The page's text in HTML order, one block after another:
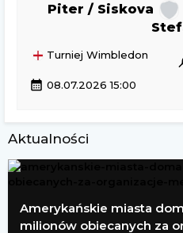
Piter / Siskova
Turniej Wimbledon
calendar_month 08.07.2026 15:00
Aktualności
Amerykańskie miasta
milionów obiecanych za